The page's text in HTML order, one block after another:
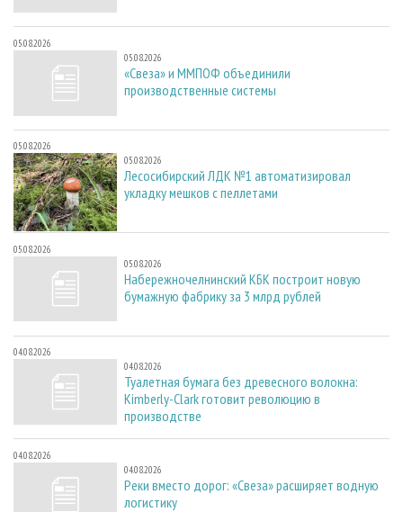
05.08.2026
05.08.2026
«Свеза» и ММПОФ объединили
производственные системы
05.08.2026
05.08.2026
Лесосибирский ЛДК №1 автоматизировал
укладку мешков с пеллетами
05.08.2026
05.08.2026
Набережночелнинский КБК построит новую
бумажную фабрику за 3 млрд рублей
04.08.2026
04.08.2026
Туалетная бумага без древесного волокна:
Kimberly-Clark готовит революцию в
производстве
04.08.2026
04.08.2026
Реки вместо дорог: «Свеза» расширяет водную
логистику